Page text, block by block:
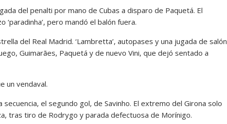
del penalti por mano de Cubas a disparo de Paquetá. El
pero mandó el balón fuera.
del Real Madrid. ‘Lambretta’, autopases y una jugada de salón
Guimarães, Paquetá y de nuevo Vini, que dejó sentado a
un vendaval.
el segundo gol, de Savinho. El extremo del Girona solo
tras tiro de Rodrygo y parada defectuosa de Morínigo.